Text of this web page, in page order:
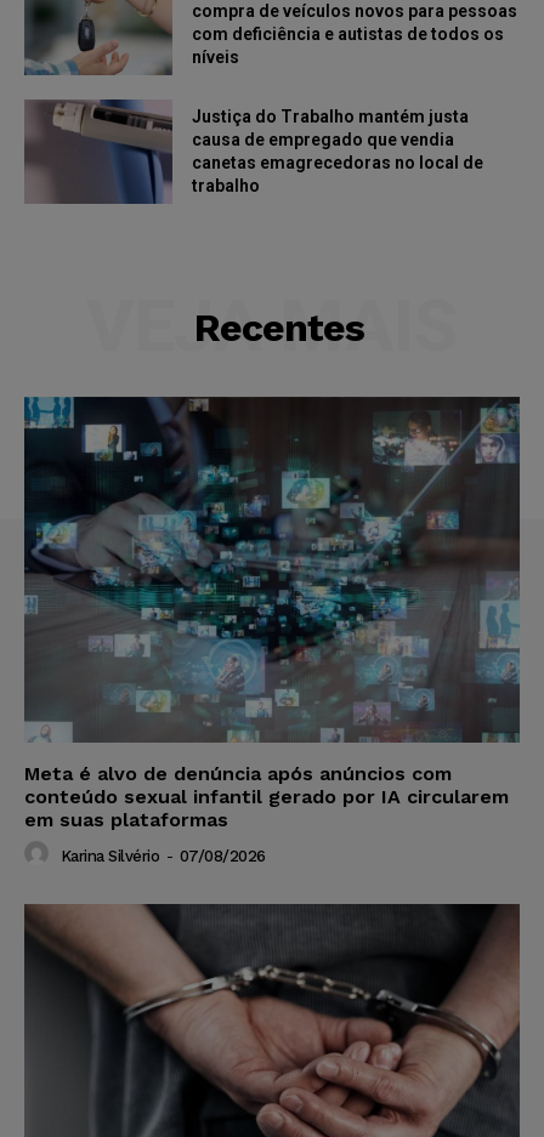
compra de veículos novos para pessoas
com deficiência e autistas de todos os
níveis
Justiça do Trabalho mantém justa
causa de empregado que vendia
canetas emagrecedoras no local de
trabalho
Recentes
VEJA MAIS
Meta é alvo de denúncia após anúncios com
conteúdo sexual infantil gerado por IA circularem
em suas plataformas
Karina Silvério - 07/08/2026